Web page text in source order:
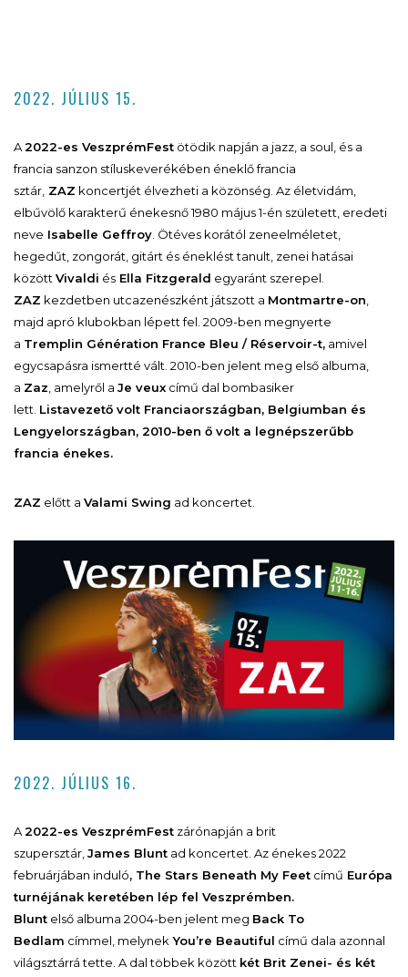
2022. JÚLIUS 15.
A2022-es VeszprémFest ötödik napján a jazz, a soul, és a
francia sanzon stíluskeverékében éneklő francia
sztár, ZAZ koncertjét élvezheti a közönség. Az életvidám,
elbűvölő karakterű énekesnő 1980 május 1-én született, eredeti
neve Isabelle Geffroy . Ötéves korától zeneelméletet,
hegedűt, zongorát, gitárt és éneklést tanult, zenei hatásai
között Vivaldi és Ella Fitzgerald egyaránt szerepel.
ZAZ kezdetben utcazenészként játszott a Montmartre-on
majd apró klubokban lépett fel. 2009-ben megnyerte
a Tremplin Génération France Bleu / Réservoir-t, amivel
egycsapásra ismertté vált. 2010-ben jelent meg első albuma,
a Zaz , amelyről a Je veux című dal bombasiker
lett. Listavezető volt Franciaországban, Belgiumban és
Lengyelországban, 2010-ben ő volt a legnépszerűbb
francia énekes.
ZAZ előtt a Valami Swing ad koncertet.
2022. JÚLIUS 16.
A2022-es VeszprémFest zárónapján a brit
szupersztár, James Blunt ad koncertet. Az énekes 2022
februárjában induló, The Stars Beneath My Feet című Európa
turnéjának keretében lép fel Veszprémben.
Blunt első albuma 2004-ben jelent meg Back To
Bedlam címmel, melynek You’re Beautiful című dala azonnal
világsztárrá tette. A dal többek között két Brit Zenei- és két